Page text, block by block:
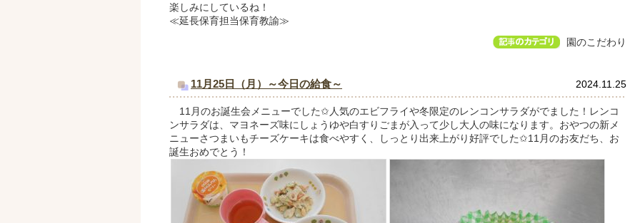
楽しみにしているね！
≪延長保育担当保育教諭≫
園のこだわり
11月25日（月）～今日の給食～ 2024.11.25
11月のお誕生会メニューでした✩人気のエビフライや冬限定のレンコンサラダがでました！レンコ
ンサラダは、マヨネーズ味にしょうゆや白すりごまが入って少し大人の味になります。おやつの新メ
ニューさつまいもチーズケーキは食べやすく、しっとり出来上がり好評でした✩11月のお友だち、お
誕生おめでとう！